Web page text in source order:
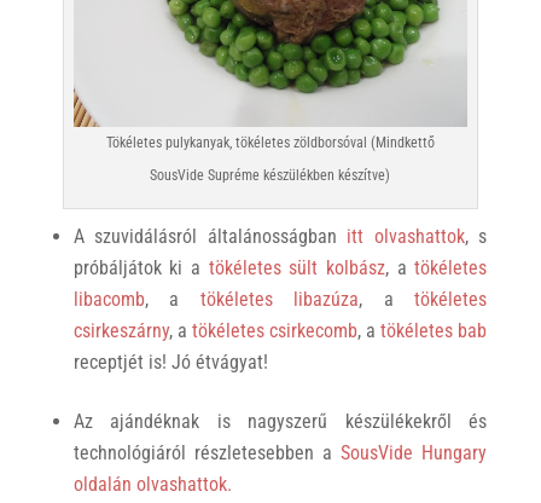
Tökéletes pulykanyak, tökéletes zöldborsóval (Mindkettő
SousVide Supréme készülékben készítve)
A szuvidálásról általánosságban itt olvashattok, s
próbáljátok ki a tökéletes sült kolbász, atökéletes
libacomb, a tökéletes libazúza, atökéletes
csirkeszárny, a tökéletes csirkecomb, atökéletes bab
receptjét is! Jó étvágyat!
Az ajándéknak is nagyszerű készülékekről és
technológiáról részletesebben aSousVide Hungary
oldalán olvashattok.